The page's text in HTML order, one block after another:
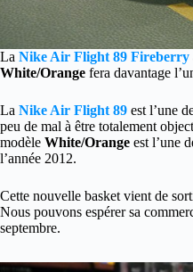
La Nike Air Flight 89 Fireberry
White/Orange fera davantage
La Nike Air Flight 89 est l’une
peu de mal à être totalement
modèle White/Orange est l’une
l’année 2012.
Cette nouvelle basket vient de
Nous pouvons espérer sa
septembre.